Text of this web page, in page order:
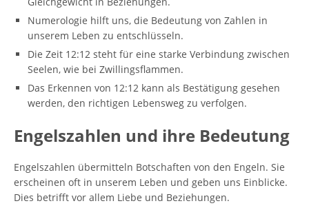
Numerologie hilft uns, die Bedeutung von Zahlen in
unserem Leben zu entschlüsseln.
Die Zeit 12:12 steht für eine starke Verbindung zwischen
Seelen, wie bei Zwillingsflammen.
Das Erkennen von 12:12 kann als Bestätigung gesehen
werden, den richtigen Lebensweg zu verfolgen.
Engelszahlen und ihre Bedeutung
Engelszahlen übermitteln Botschaften von den Engeln. Sie
erscheinen oft in unserem Leben und geben uns Einblicke.
Dies betrifft vor allem Liebe und Beziehungen.